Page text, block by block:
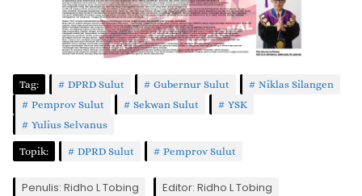
Tag: DPRD Sulut Gubernur Sulut
Niklas Silangen
Pemprov Sulut
Sekwan Sulut
YSK
Yulius Selvanus
Topik: DPRD Sulut Pemprov Sulut
Penulis: Ridho L Tobing Editor: Ridho L Tobing